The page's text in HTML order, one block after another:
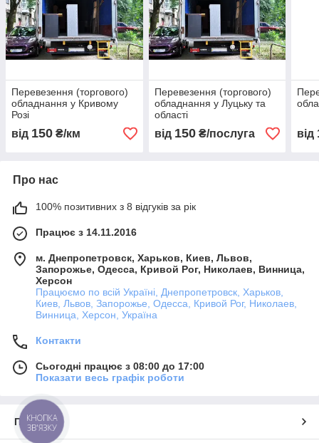
Перевезення (торгового)
обладнання у Кривому
Розі
від 150 ₴/км
Перевезення (торгового)
обладнання у Луцьку та
області
від 150₴/послуга від
Про нас
100% позитивних з 8 відгуків за рік
Працює з 14.11.2016
м. Днепропетровск, Харьков, Киев, Львов,
Запорожье, Одесса, Кривой Рог, Николаев, Винница,
Херсон
Працюємо по всій Україні, Днепропетровск, Харьков,
Киев, Львов, Запорожье, Одесса, Кривой Рог, Николаев,
Винница, Херсон, Україна
Контакти
Сьогодні працює з 08:00 до 17:00
Показати весь графік роботи
Про нас
КНОПКА
ЗВ'ЯЗКУ